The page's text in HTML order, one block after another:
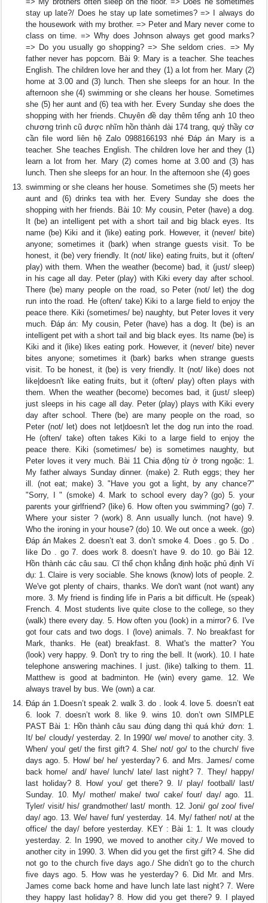
stay up late?/ Does he stay up late sometimes? => I always do
the housework with my brother. => Peter and Mary never come to
class on time. => Why does Johnson always get good marks?
=> Do you usually go shopping? => She seldom cries. => My
father never has popcorn. Bài 9: Mary is a teacher. She teaches
English. The children love her and they (1) a lot from her. Mary (2)
home at 3.00 and (3) lunch. Then she sleeps for an hour. In the
afternoon she (4) swimming or she cleans her house. Sometimes
she (5) her aunt and (6) tea with her. Every Sunday she does the
shopping with her friends. Chuyên đề dạy thêm tếng anh 10 theo
chương trình cũ được nhĩm hồn thành dài 174 trang, quý thầy cơ
cần file word liên hệ Zalo 0988166193 nhé Đáp án Mary is a
teacher. She teaches English. The children love her and they (1)
learn a lot from her. Mary (2) comes home at 3.00 and (3) has
lunch. Then she sleeps for an hour. In the afternoon she (4) goes
swimming or she cleans her house. Sometimes she (5) meets her
aunt and (6) drinks tea with her. Every Sunday she does the
shopping with her friends. Bài 10: My cousin, Peter (have) a dog.
It (be) an intelligent pet with a short tail and big black eyes. Its
name (be) Kiki and it (like) eating pork. However, it (never/ bite)
anyone; sometimes it (bark) when strange guests visit. To be
honest, it (be) very friendly. It (not/ like) eating fruits, but it (often/
play) with them. When the weather (become) bad, it (just/ sleep)
in his cage all day. Peter (play) with Kiki every day after school.
There (be) many people on the road, so Peter (not/ let) the dog
run into the road. He (often/ take) Kiki to a large field to enjoy the
peace there. Kiki (sometimes/ be) naughty, but Peter loves it very
much. Đáp án: My cousin, Peter (have) has a dog. It (be) is an
intelligent pet with a short tail and big black eyes. Its name (be) is
Kiki and it (like) likes eating pork. However, it (never/ bite) never
bites anyone; sometimes it (bark) barks when strange guests
visit. To be honest, it (be) is very friendly. It (not/ like) does not
like|doesn't like eating fruits, but it (often/ play) often plays with
them. When the weather (become) becomes bad, it (just/ sleep)
just sleeps in his cage all day. Peter (play) plays with Kiki every
day after school. There (be) are many people on the road, so
Peter (not/ let) does not let|doesn't let the dog run into the road.
He (often/ take) often takes Kiki to a large field to enjoy the
peace there. Kiki (sometimes/ be) is sometimes naughty, but
Peter loves it very much. Bài 11 Chia động từ ở trong ngoặc: 1.
My father always Sunday dinner. (make) 2. Ruth eggs; they her
ill. (not eat; make) 3. "Have you got a light, by any chance?"
"Sorry, I " (smoke) 4. Mark to school every day? (go) 5. your
parents your girlfriend? (like) 6. How often you swimming? (go) 7.
Where your sister ? (work) 8. Ann usually lunch. (not have) 9.
Who the ironing in your house? (do) 10. We out once a week. (go)
Đáp án Makes 2. doesn’t eat 3. don’t smoke 4. Does . go 5. Do .
like Do . go 7. does work 8. doesn’t have 9. do 10. go Bài 12.
Hồn thành các câu sau. Cĩ thể chọn khẳng định hoặc phủ định Ví
dụ: 1. Claire is very sociable. She knows (know) lots of people. 2.
We've got plenty of chairs, thanks. We don't want (not want) any
more. 3. My friend is finding life in Paris a bit difficult. He (speak)
French. 4. Most students live quite close to the college, so they
(walk) there every day. 5. How often you (look) in a mirror? 6. I've
got four cats and two dogs. I (love) animals. 7. No breakfast for
Mark, thanks. He (eat) breakfast. 8. What's the matter? You
(look) very happy. 9. Don't try to ring the bell. It (work). 10. I hate
telephone answering machines. I just. (like) talking to them. 11.
Matthew is good at badminton. He (win) every game. 12. We
always travel by bus. We (own) a car.
Đáp án 1.Doesn’t speak 2. walk 3. do . look 4. love 5. doesn’t eat
6. look 7. doesn’t work 8. like 9. wins 10. don’t own SIMPLE
PAST Bài 1: Hồn thành câu sau đúng dạng thì quá khứ đơn: 1.
It/ be/ cloudy/ yesterday. 2. In 1990/ we/ move/ to another city. 3.
When/ you/ get/ the first gift? 4. She/ not/ go/ to the church/ five
days ago. 5. How/ be/ he/ yesterday? 6. and Mrs. James/ come
back home/ and/ have/ lunch/ late/ last night? 7. They/ happy/
last holiday? 8. How/ you/ get there? 9. I/ play/ football/ last/
Sunday. 10. My/ mother/ make/ two/ cake/ four/ day/ ago. 11.
Tyler/ visit/ his/ grandmother/ last/ month. 12. Joni/ go/ zoo/ five/
day/ ago. 13. We/ have/ fun/ yesterday. 14. My/ father/ not/ at the
office/ the day/ before yesterday. KEY : Bài 1: 1. It was cloudy
yesterday. 2. In 1990, we moved to another city./ We moved to
another city in 1990. 3. When did you get the first gift? 4. She did
not go to the church five days ago./ She didn’t go to the church
five days ago. 5. How was he yesterday? 6. Did Mr. and Mrs.
James come back home and have lunch late last night? 7. Were
they happy last holiday? 8. How did you get there? 9. I played